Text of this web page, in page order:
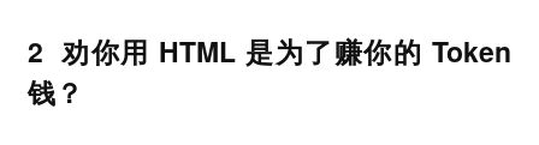
2 劝你用 HTML 是为了赚你的 Token
钱？